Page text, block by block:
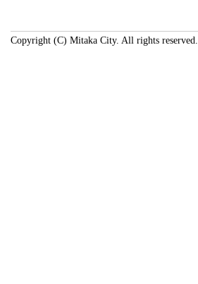
Copyright (C) Mitaka City. All rights reserved.